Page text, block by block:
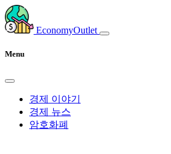
EconomyOutlet
Menu
경제 이야기
경제 뉴스
암호화폐